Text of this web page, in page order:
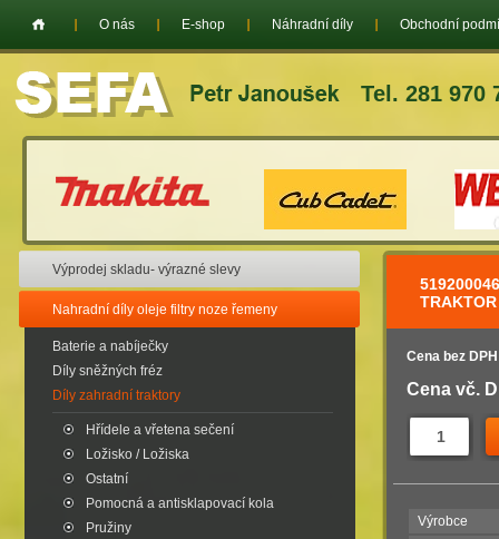
Tel. 281 970
O nás E-shop Náhradní díly Obchodní
Výprodej skladu- výrazné slevy
Nahradní díly oleje filtry noze řemeny
Baterie a nabíječky
Díly sněžných fréz
Díly zahradní traktory
Hřídele a vřetena sečení
Ložisko / Ložiska
Ostatní
Pomocná a antisklapovací kola
Pružiny
Cena bez
Cena vč.
Výrobce